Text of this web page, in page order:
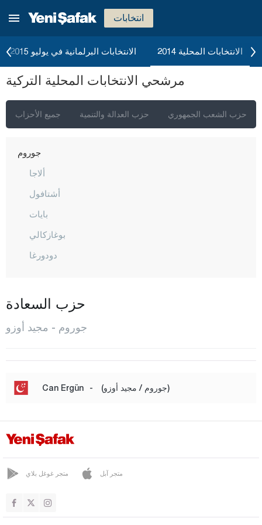
انتخابات
الانتخابات البرلمانية في يوليو 2015 الانتخابات المحلية 2014
مرشحي الانتخابات المحلية التركية
جميع الأحزاب حزب العدالة والتنمية حزب الشعب الجمهوري
بيتليس
بوردور
بورصا
شانكيري
جوروم
ألاجا
أشتافول
بايات
بوغازكالي
دودورغا
إيسكيليب
مجيد أوزو
المركز
أورطاكوي
عثمانجيك
دينيزلي
حزب السعادة
جوروم - مجيد أوزو
Can Ergün - (جوروم / مجيد أوزو)
متجر غوغل بلاي متجر آبل